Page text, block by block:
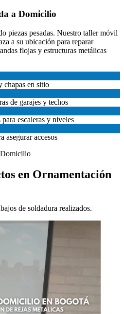
a Domicilio
piezas pesadas. Nuestro taller móvil
a su ubicación para reparar
flojas y estructuras metálicas
chapas en sitio
de garajes y techos
escaleras y niveles
asegurar accesos
en Ornamentación
de soldadura realizados.